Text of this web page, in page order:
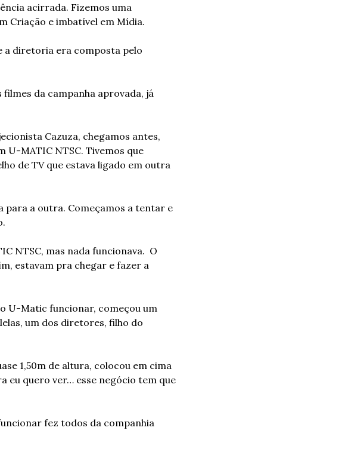
acirrada. Fizemos uma
Criação e imbatível em Mídia.
a diretoria era composta pelo
da campanha aprovada, já
Cazuza, chegamos antes,
U-MATIC NTSC. Tivemos que
de TV que estava ligado em outra
para a outra. Começamos a tentar e
NTSC, mas nada funcionava.  O
estavam pra chegar e fazer a
U-Matic funcionar, começou um
um dos diretores, filho do
1,50m de altura, colocou em cima
eu quero ver… esse negócio tem que
fez todos da companhia